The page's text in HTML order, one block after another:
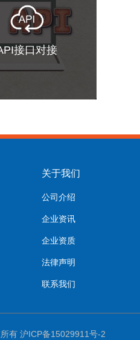
接口对接
关于我们
公司介绍
企业资讯
企业资质
法律声明
联系我们
有 沪ICP备15029911号-2